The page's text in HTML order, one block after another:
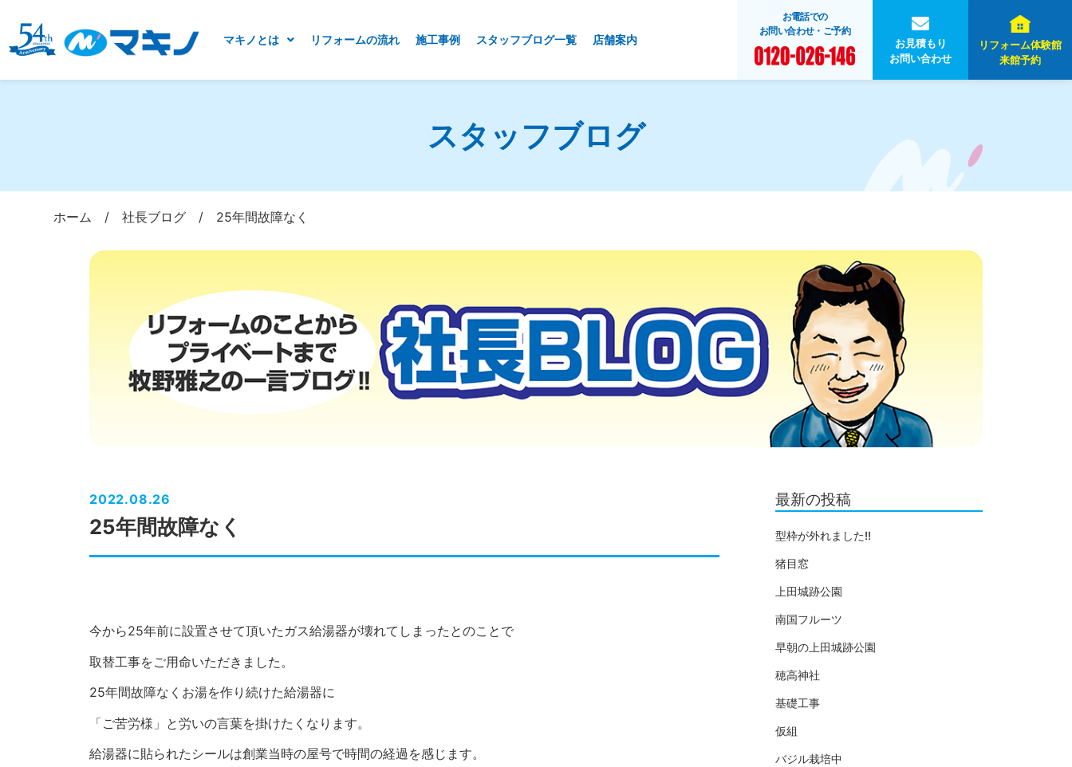
マキノとは リフォームの流れ 施工事例 スタッフブログ一覧 店舗案内
お電話での
お問い合わせ・ご予約
お見積もり
お問い合わせ
リフォーム体験館
来館予約
スタッフブログ
ホーム /社長ブログ / 25年間故障なく
2022.08.26
25年間故障なく
今から25年前に設置させて頂いたガス給湯器が壊れてしまったとのことで
取替工事をご用命いただきました。
25年間故障なくお湯を作り続けた給湯器に
「ご苦労様」と労いの言葉を掛けたくなります。
給湯器に貼られたシールは創業当時の屋号で時間の経過を感じます。
最新の投稿
型枠が外れました!!
猪目窓
上田城跡公園
南国フルーツ
早朝の上田城跡公園
穂高神社
基礎工事
仮組
バジル栽培中